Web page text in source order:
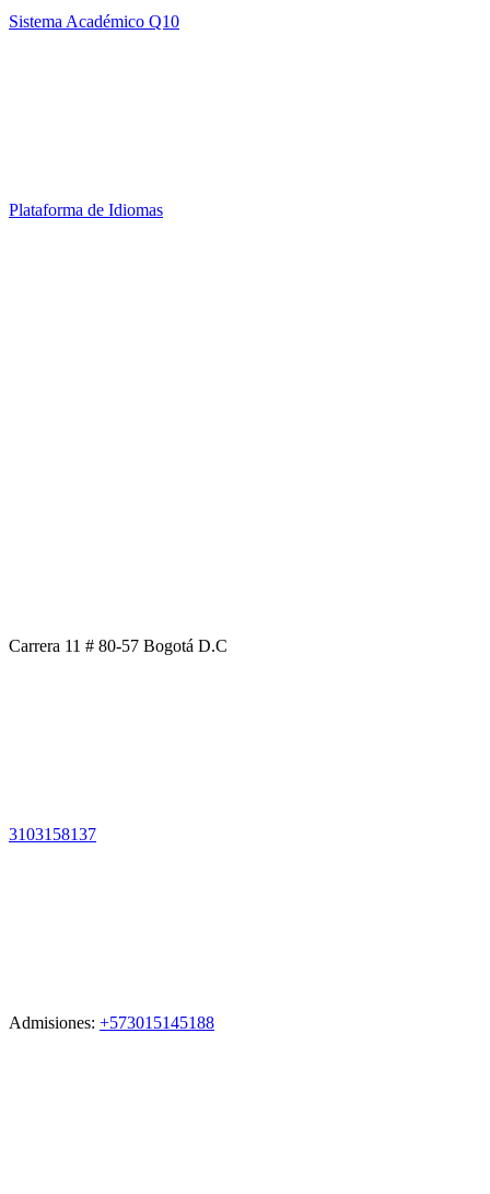
Sistema Académico Q10
Plataforma de Idiomas
Carrera 11 # 80-57 Bogotá D.C
3103158137
Admisiones: +573015145188